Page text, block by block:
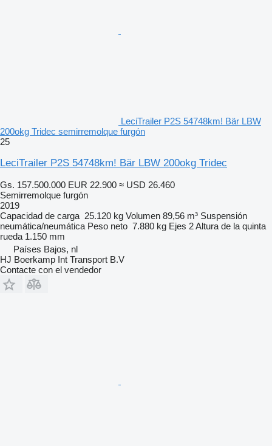
LeciTrailer P2S 54748km! Bär LBW
200okg Tridec semirremolque furgón
25
LeciTrailer P2S 54748km! Bär LBW 200okg Tridec
Gs. 157.500.000 EUR 22.900 ≈ USD 26.460
Semirremolque furgón
2019
Capacidad de carga 25.120 kg Volumen 89,56 m³ Suspensión
neumática/neumática Peso neto 7.880 kg Ejes 2Altura de la quinta
rueda 1.150 mm
Países Bajos, nl
HJ Boerkamp Int Transport B.V
Contacte con el vendedor